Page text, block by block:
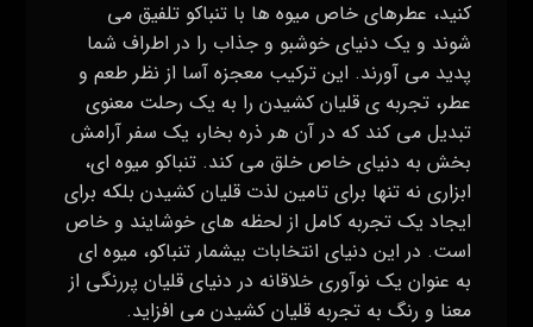
کنید، عطرهای خاص میوه‌ ها با تنباکو تلفیق می‌
شوند و یک دنیای خوشبو و جذاب را در اطراف شما
پدید می‌ آورند. این ترکیب معجزه‌ آسا از نظر طعم و
عطر، تجربه‌ ی قلیان کشیدن را به یک رحلت معنوی
تبدیل می‌ کند که در آن هر ذره بخار، یک سفر آرامش‌
بخش به دنیای خاص خلق می‌ کند. تنباکو میوه ای،
ابزاری نه تنها برای تامین لذت قلیان کشیدن بلکه برای
ایجاد یک تجربه کامل از لحظه‌ های خوشایند و خاص
است. در این دنیای انتخابات بیشمار تنباکو، میوه ای
به عنوان یک نوآوری خلاقانه در دنیای قلیان پررنگی از
معنا و رنگ به تجربه قلیان کشیدن می‌ افزاید.